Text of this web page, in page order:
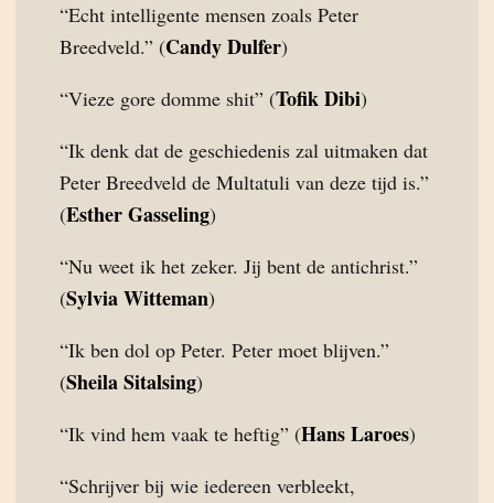
“Echt intelligente mensen zoals Peter
Breedveld.” (Candy Dulfer)
“Vieze gore domme shit” (Tofik Dibi)
“Ik denk dat de geschiedenis zal uitmaken dat
Peter Breedveld de Multatuli van deze tijd is.”
(Esther Gasseling)
“Nu weet ik het zeker. Jij bent de antichrist.”
(Sylvia Witteman)
“Ik ben dol op Peter. Peter moet blijven.”
(Sheila Sitalsing)
“Ik vind hem vaak te heftig” (Hans Laroes)
“Schrijver bij wie iedereen verbleekt,